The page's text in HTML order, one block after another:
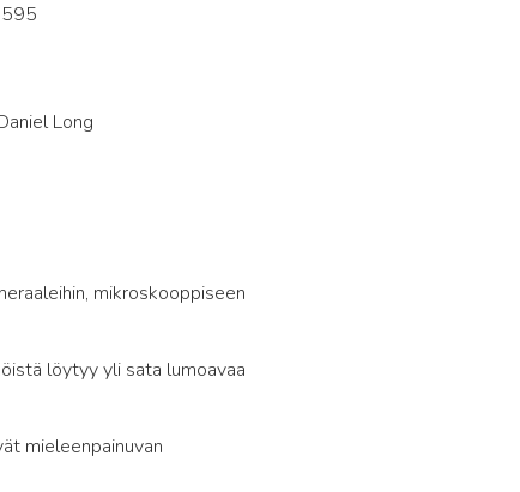
Long
mikroskooppiseen
löytyy yli sata lumoavaa
mieleenpainuvan